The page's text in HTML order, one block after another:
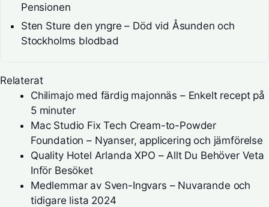
Pensionen
Sten Sture den yngre – Död vid Åsunden och
Stockholms blodbad
Relaterat
Chilimajo med färdig majonnäs – Enkelt recept på
5 minuter
Mac Studio Fix Tech Cream-to-Powder
Foundation – Nyanser, applicering och jämförelse
Quality Hotel Arlanda XPO – Allt Du Behöver Veta
Inför Besöket
Medlemmar av Sven-Ingvars – Nuvarande och
tidigare lista 2024